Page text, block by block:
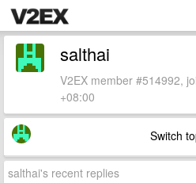
salthai
V2EX member #514992,
+08:00
Switch
salthai's recent replies